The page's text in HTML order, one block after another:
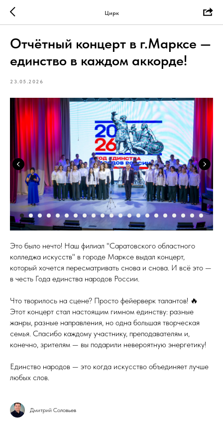
Цирк
Отчётный концерт в г.Марксе —
единство в каждом аккорде!
23.05.2026
Это было нечто! Наш филиал "Саратовского областного
колледжа искусств" в городе Марксе выдал концерт,
который хочется пересматривать снова и снова. И всё это —
в честь Года единства народов России.
Что творилось на сцене? Просто фейерверк талантов! 🔥
Этот концерт стал настоящим гимном единству: разные
жанры, разные направления, но одна большая творческая
семья. Спасибо каждому участнику, преподавателям и,
конечно, зрителям — вы подарили невероятную энергетику!
Единство народов — это когда искусство объединяет лучше
любых слов.
Дмитрий Соловьев